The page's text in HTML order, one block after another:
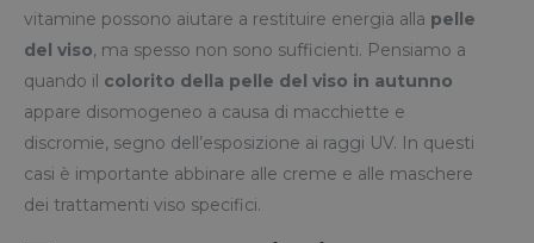
vitamine possono aiutare a restituire energia alla pelle
del viso, ma spesso non sono sufficienti. Pensiamo a
quando il colorito della pelle del viso in autunno
appare disomogeneo a causa di macchiette e
discromie, segno dell’esposizione ai raggi UV. In questi
casi è importante abbinare alle creme e alle maschere
dei trattamenti viso specifici.